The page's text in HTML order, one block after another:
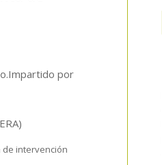
por
intervención